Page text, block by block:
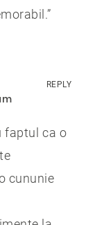
REPLY
faptul ca o
cununie